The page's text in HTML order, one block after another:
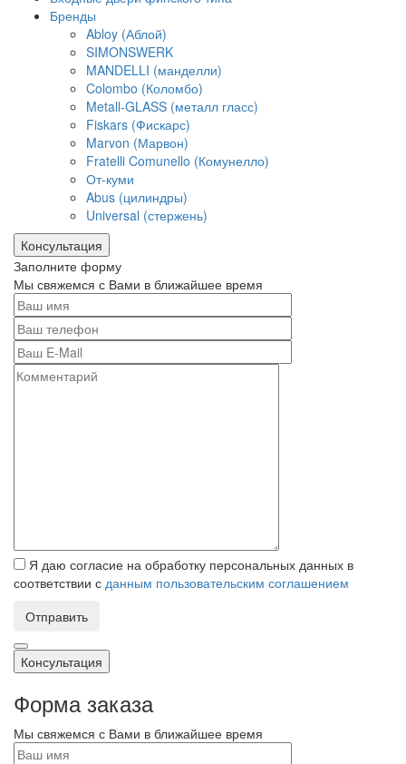
Бренды
Abloy (Аблой)
SIMONSWERK
MANDELLI (манделли)
Colombo (Коломбо)
Metall-GLASS (металл гласс)
Fiskars (Фискарс)
Marvon (Марвон)
Fratelli Comunello (Комунелло)
От-куми
Abus (цилиндры)
Universal (стержень)
Консультация
Заполните форму
Мы свяжемся с Вами в ближайшее время
Я даю согласие на обработку персональных данных в
соответствии с данным пользовательским соглашением
Отправить
Консультация
Форма заказа
Мы свяжемся с Вами в ближайшее время